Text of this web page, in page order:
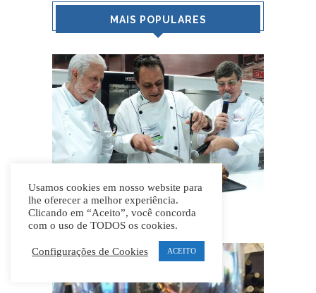
MAIS POPULARES
Chefs do Apetite
Usamos cookies em nosso website para
lhe oferecer a melhor experiência.
Clicando em “Aceito”, você concorda
com o uso de TODOS os cookies.
Configurações de Cookies ACEITO